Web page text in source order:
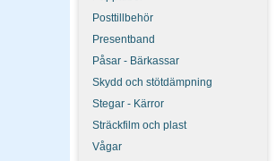
Posttillbehör
Presentband
Påsar - Bärkassar
Skydd och stötdämpning
Stegar - Kärror
Sträckfilm och plast
Vågar